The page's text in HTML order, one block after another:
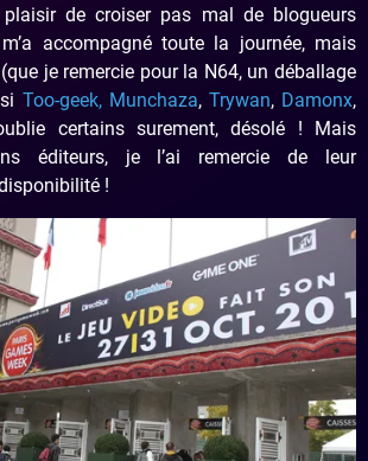
de croiser pas mal de blogueurs
accompagné toute la journée, mais
je remercie pour la N64, un déballage
Too-geek, Munchaza, Trywan, Damonx,
certains surement, désolé ! Mais
éditeurs, je l’ai remercie de leur
!